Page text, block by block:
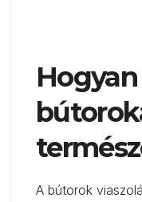
A bútorok